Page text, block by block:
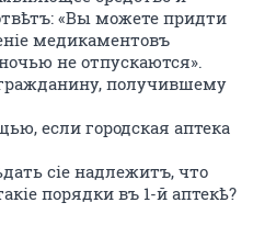
«Вы можете придти
медикаментовъ
не отпускаются».
получившему
если городская аптека
сіе надлежитъ, что
порядки въ 1-й аптекѣ?